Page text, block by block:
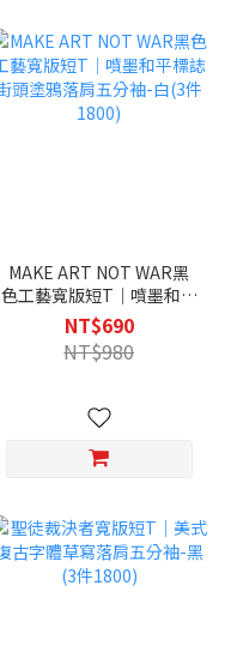
MAKE ART NOT WAR黑
色工藝寬版短T｜噴墨和平
標誌街頭塗鴉落肩五分袖-
白(3件1800)
NT$690
NT$980